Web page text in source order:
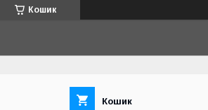
Кошик
Кошик